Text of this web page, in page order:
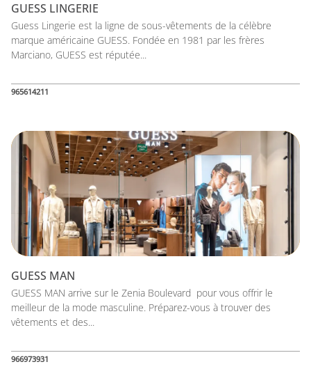
GUESS LINGERIE
Guess Lingerie est la ligne de sous-vêtements de la célèbre
marque américaine GUESS. Fondée en 1981 par les frères
Marciano, GUESS est réputée...
965614211
GUESS MAN
GUESS MAN arrive sur le Zenia Boulevard pour vous offrir le
meilleur de la mode masculine. Préparez-vous à trouver des
vêtements et des...
966973931